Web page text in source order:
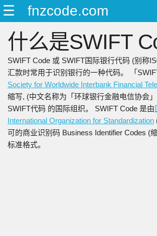
☰ fnzcode.com
日本語
简中
繁中
什么是SWIFT
SWIFT Code 或 SWIFT国际银行代码 (别称
汇款时常用于识别银行的一种代码。 「
Society for Worldwide Interbank Financial
缩写, (中文名称为「环球银行金融电信协会
SWIFT代码 的国际组织。 SWIFT Code 是由
International Organization for Standardization
可的商业识别码 Business Identifier Codes (
标准格式。